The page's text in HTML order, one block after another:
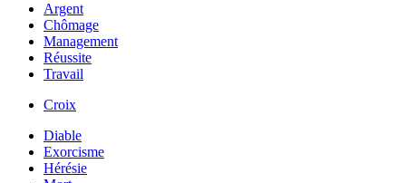
Argent
Chômage
Management
Réussite
Travail
Croix
Diable
Exorcisme
Hérésie